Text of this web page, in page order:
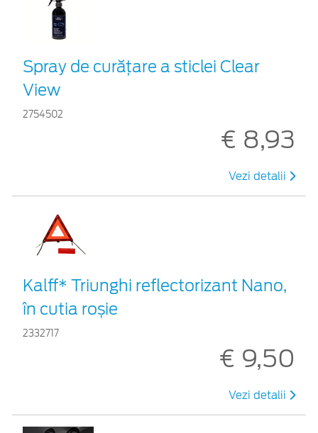
Spray de curățare a sticlei Clear
View
2754502
€ 8,93
Vezi detalii
Kalff* Triunghi reflectorizant Nano,
în cutia roșie
2332717
€ 9,50
Vezi detalii